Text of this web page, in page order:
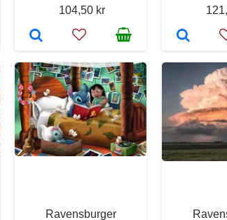
104,50 kr
Ravensburger